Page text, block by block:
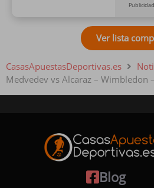
Ver lista
CasasApuestasDeportivas.es
Medvedev vs Alcaraz – Wimbledon
Blog